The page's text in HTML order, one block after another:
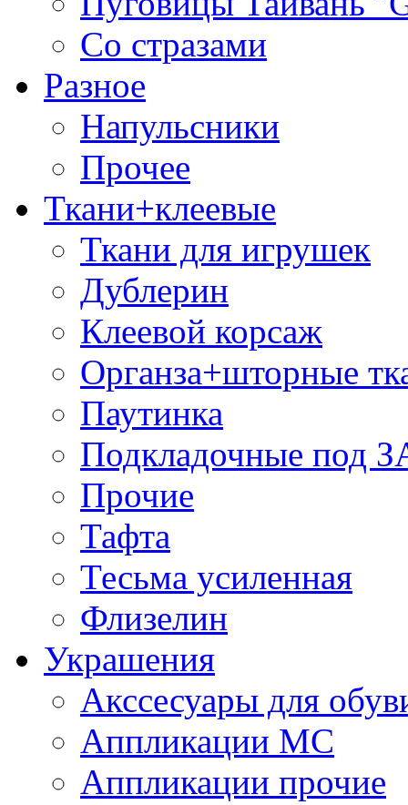
Со стразами
Разное
Напульсники
Прочее
Ткани+клеевые
Ткани для игрушек
Дублерин
Клеевой корсаж
Органза+шторные
Паутинка
Подкладочные под
Прочие
Тафта
Тесьма усиленная
Флизелин
Украшения
Акссесуары для
Аппликации МС
Аппликации прочие